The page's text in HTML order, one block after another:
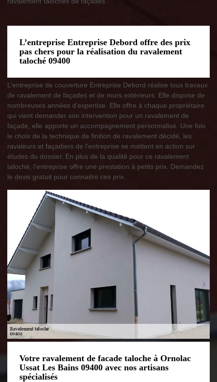
L’entreprise Entreprise Debord offre des prix
pas chers pour la réalisation du ravalement
taloché 09400
L’entreprise de couverture Entreprise Debord réalise tous travaux
de ravalement de façades et de murs extérieurs. Elle dispose de
nombreuses années d’expertise. Elle offre à chaque propriétaire
qui vient demander son intervention pour un ravalement de
façade, elle apporte un accompagnement personnalisé. Une fois
le choix de la technique de finition de ravalement décidé, les
ravaleurs et façadiers de l’entreprise se mettent en action sur
études du dossier. En plus de la qualité pour ce ravalement
taloché, l’entreprise offre une prestation à petits prix. Demandez
le devis gratuit pour connaitre ces prix.
Votre ravalement de facade taloche à Ornolac
Ussat Les Bains 09400 avec nos artisans
spécialisés